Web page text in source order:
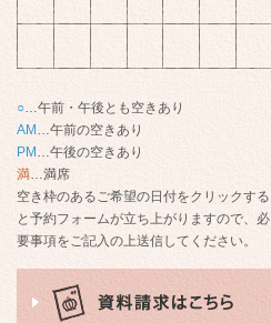
○…午前・午後とも空きあり
AM …午前の空きあり
PM …午後の空きあり
満…満席
空き枠のあるご希望の日付をクリックする
と予約フォームが立ち上がりますので、必
要事項をご記入の上送信してください。